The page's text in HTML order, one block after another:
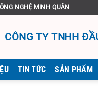
NGHỆ MINH QUÂN
CÔNG TY TNHH
TIN TỨC SẢN PHẨM